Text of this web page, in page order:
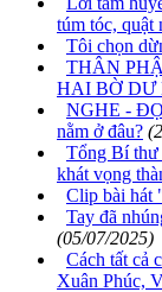
túm tóc, quật
Tôi chọn
THÂN
HAI BỜ DƯ
NGHE -
nằm ở đâu?
Tổng Bí thư
khát vọng
Clip bài hát
Tay đã
(05/07/2025)
Cách tất cả
Xuân Phúc,